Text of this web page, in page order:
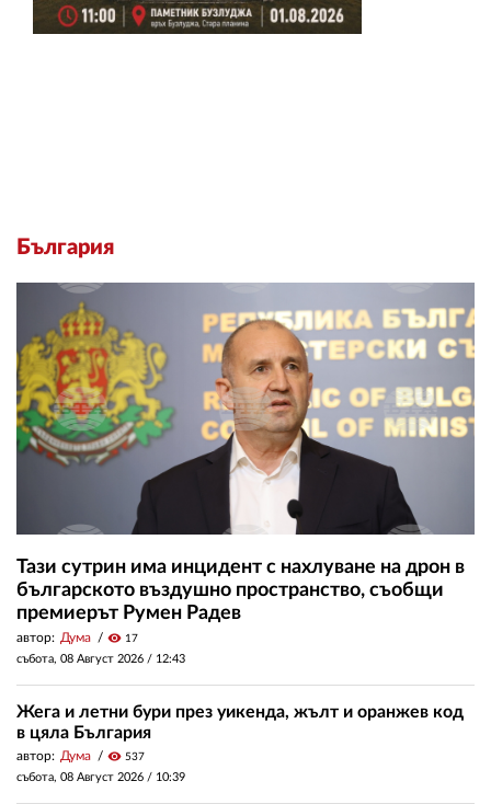
България
Тази сутрин има инцидент с нахлуване на дрон в
българското въздушно пространство, съобщи
премиерът Румен Радев
автор: Дума visibility 17
събота, 08 Август 2026 / 12:43
Жега и летни бури през уикенда, жълт и оранжев код
в цяла България
автор: Дума visibility 537
събота, 08 Август 2026 / 10:39